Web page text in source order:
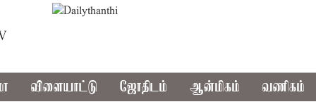
விளையாட்டு ஜோதிடம் ஆன்மிகம் வணிகம்